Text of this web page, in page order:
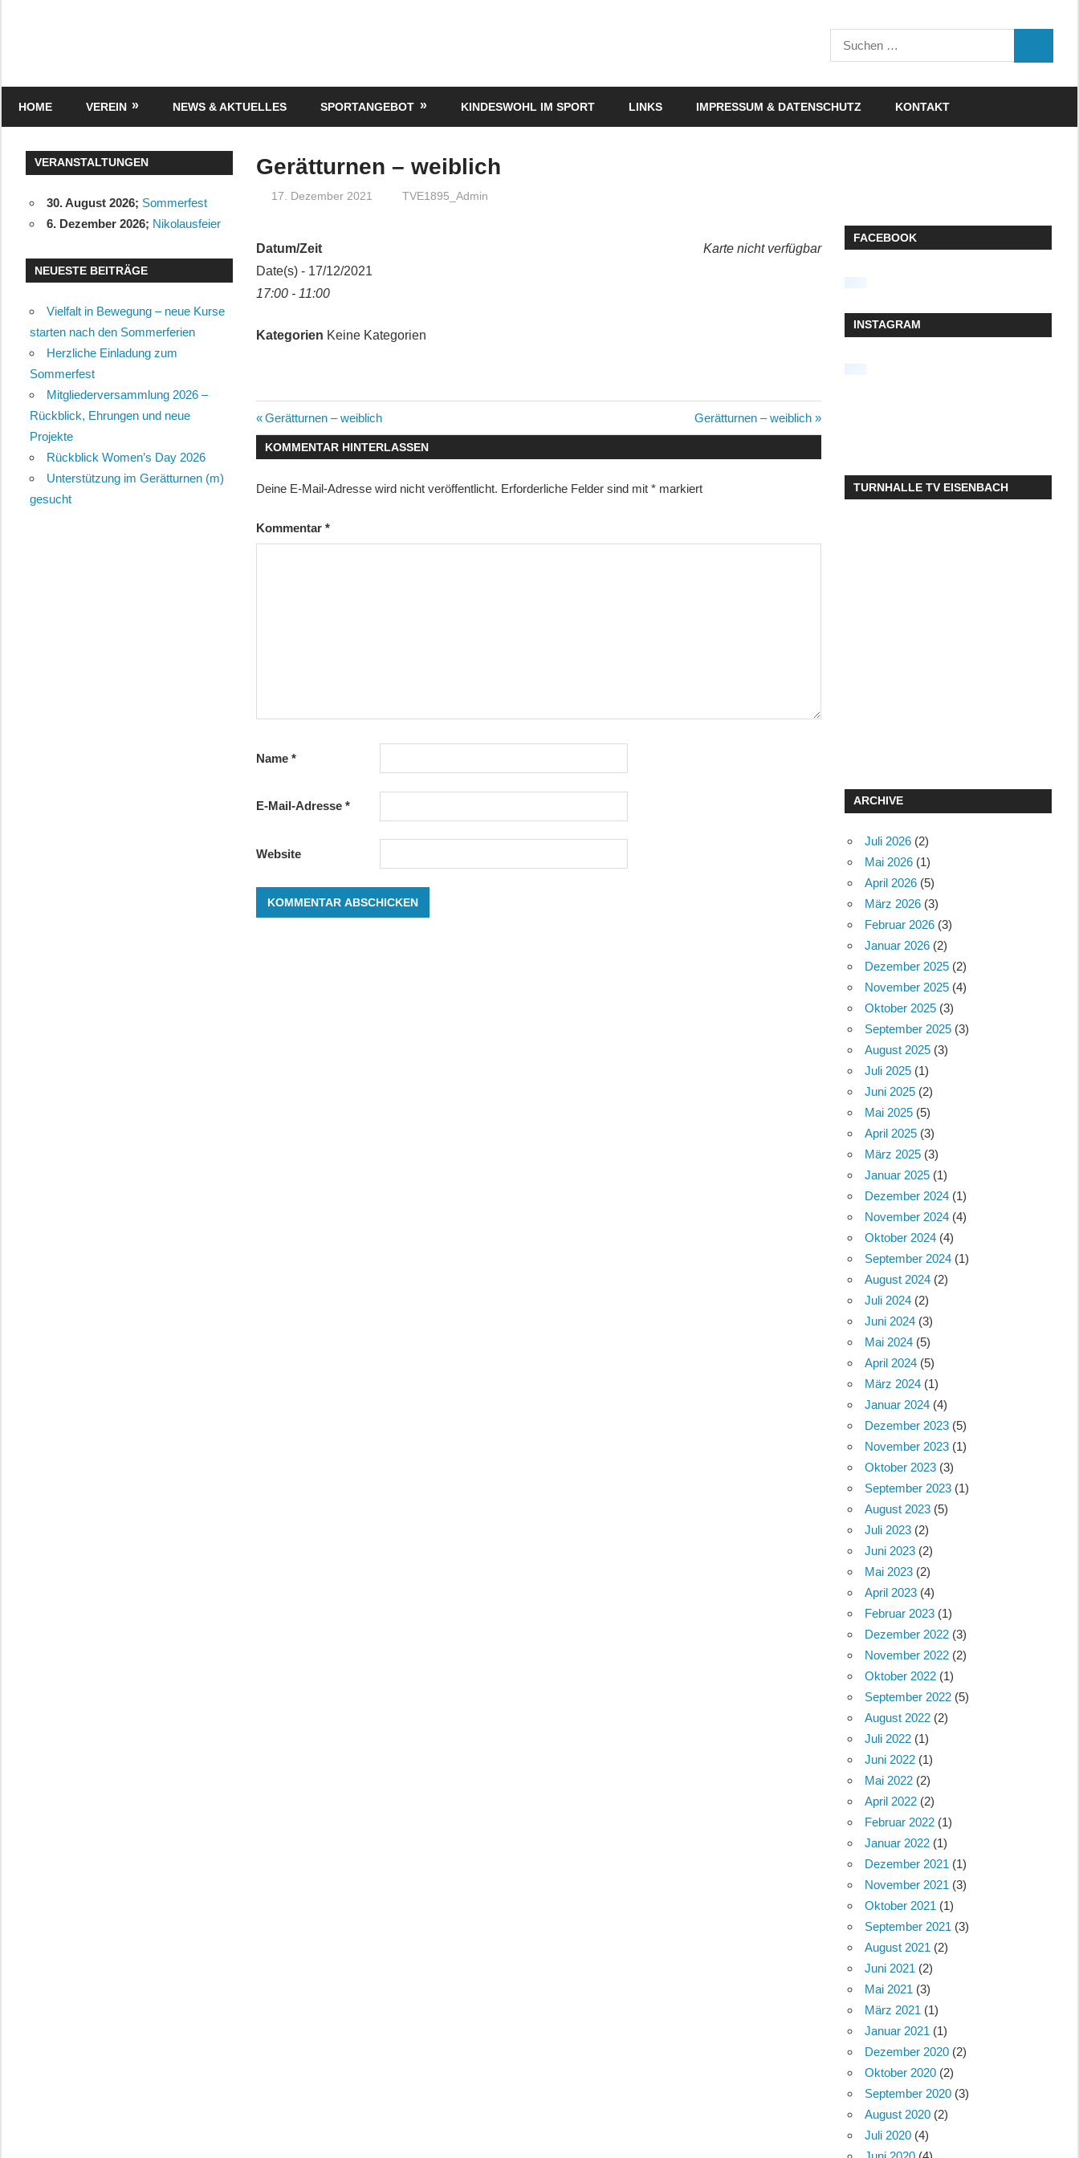
Eisenbach
Suchen
nach:
HOME VEREIN NEWS & AKTUELLES SPORTANGEBOT KINDESWOHL IM SPORT LINKS IMPRESSUM & DATENSCHUTZ KONTAKT
Gerätturnen – weiblich
17. Dezember 2021 TVE1895_Admin
Karte nicht verfügbar
Datum/Zeit
Date(s) - 17/12/2021
17:00 - 11:00
Kategorien Keine Kategorien
Beitragsnavigation
Vorheriger
Beitrag:
Gerätturnen – weiblich
Nächster
Beitrag:
Gerätturnen – weiblich
KOMMENTAR HINTERLASSEN
Deine E-Mail-Adresse wird nicht veröffentlicht. Erforderliche Felder sind mit* markiert
Kommentar*
Name*
E-Mail-Adresse*
Website
VERANSTALTUNGEN
30. August 2026; Sommerfest
6. Dezember 2026; Nikolausfeier
NEUESTE BEITRÄGE
Vielfalt in Bewegung – neue Kurse
starten nach den Sommerferien
Herzliche Einladung zum
Sommerfest
Mitgliederversammlung 2026 –
Rückblick, Ehrungen und neue
Projekte
Rückblick Women’s Day 2026
Unterstützung im Gerätturnen (m)
gesucht
FACEBOOK
INSTAGRAM
TURNHALLE TV EISENBACH
ARCHIVE
Juli 2026 (2)
Mai 2026 (1)
April 2026 (5)
März 2026 (3)
Februar 2026 (3)
Januar 2026 (2)
Dezember 2025 (2)
November 2025 (4)
Oktober 2025 (3)
September 2025 (3)
August 2025 (3)
Juli 2025 (1)
Juni 2025 (2)
Mai 2025 (5)
April 2025 (3)
März 2025 (3)
Januar 2025 (1)
Dezember 2024 (1)
November 2024 (4)
Oktober 2024 (4)
September 2024 (1)
August 2024 (2)
Juli 2024 (2)
Juni 2024 (3)
Mai 2024 (5)
April 2024 (5)
März 2024 (1)
Januar 2024 (4)
Dezember 2023 (5)
November 2023 (1)
Oktober 2023 (3)
September 2023 (1)
August 2023 (5)
Juli 2023 (2)
Juni 2023 (2)
Mai 2023 (2)
April 2023 (4)
Februar 2023 (1)
Dezember 2022 (3)
November 2022 (2)
Oktober 2022 (1)
September 2022 (5)
August 2022 (2)
Juli 2022 (1)
Juni 2022 (1)
Mai 2022 (2)
April 2022 (2)
Februar 2022 (1)
Januar 2022 (1)
Dezember 2021 (1)
November 2021 (3)
Oktober 2021 (1)
September 2021 (3)
August 2021 (2)
Juni 2021 (2)
Mai 2021 (3)
März 2021 (1)
Januar 2021 (1)
Dezember 2020 (2)
Oktober 2020 (2)
September 2020 (3)
August 2020 (2)
Juli 2020 (4)